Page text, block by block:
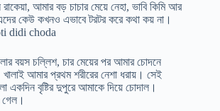
আমার বড় চাচার মেয়ে নেহা, ভাবি কিমি আর
কেউ কখনও এভাবে টরটর করে কথা কয় না।
didi choda
বয়স চল্লিশ, চার মেয়ের পর আমার চোদনে
আমার প্রথম শরীরের নেশা ধরায়। সেই
একদিন বৃষ্টির দুপুরে আমাকে দিয়ে চোদাল।
গেল।